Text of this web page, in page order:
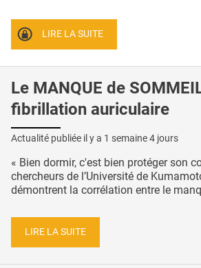
LIRE LA SUITE
Le MANQUE de
fibrillation auriculaire
Actualité publiée il y a 1 semaine 4 jours
« Bien dormir, c'est bien protéger son
chercheurs de l’Université de
démontrent la corrélation entre le
LIRE LA SUITE